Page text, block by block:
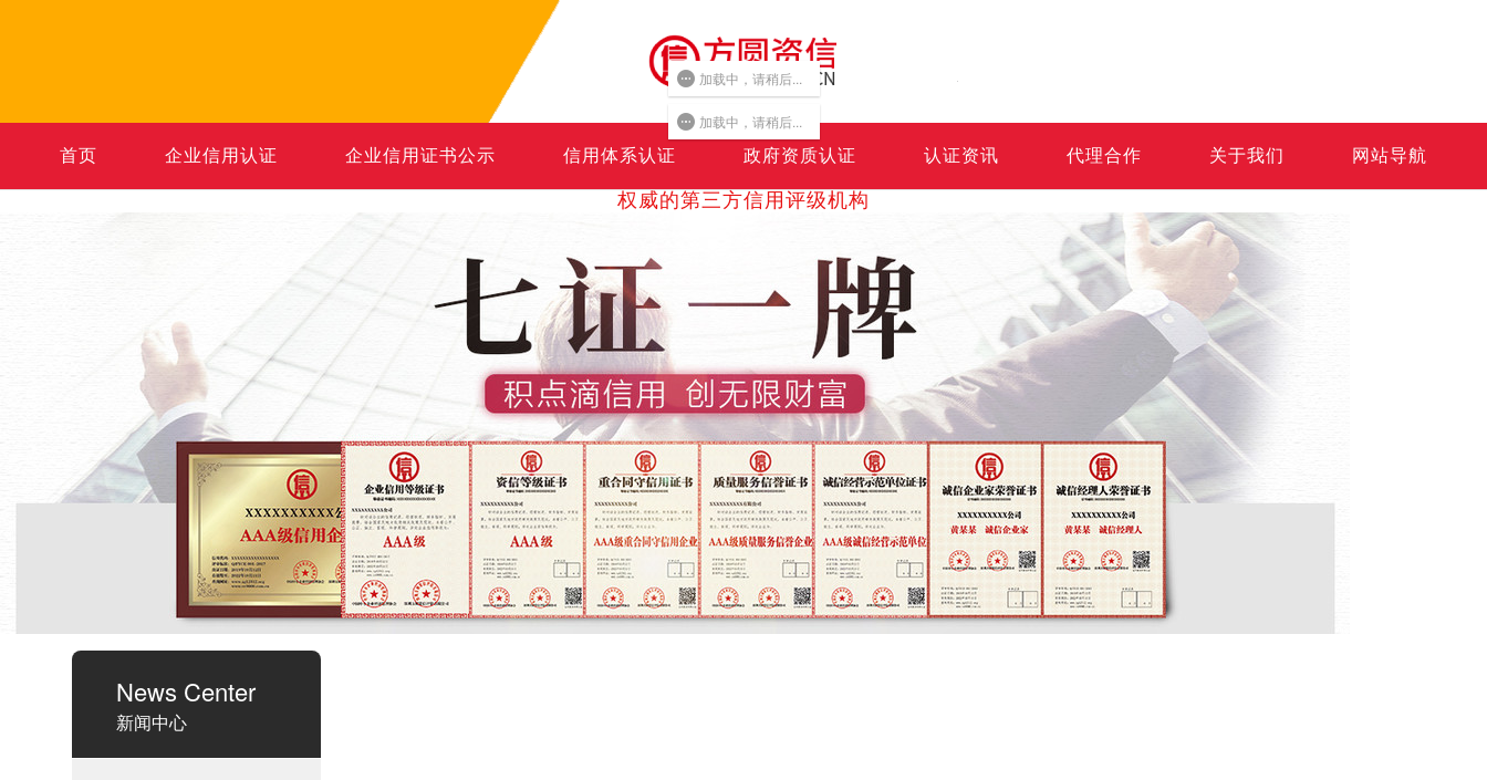
权威的第三方信用评级机构
13640905821
周一至周六09:00-20:00
首页 企业信用认证 企业信用证书公示 信用体系认证 政府资质认证 认证资讯 代理合作 关于我们 网站导航
News Center
新闻中心
加载中，请稍后...
加载中，请稍后...